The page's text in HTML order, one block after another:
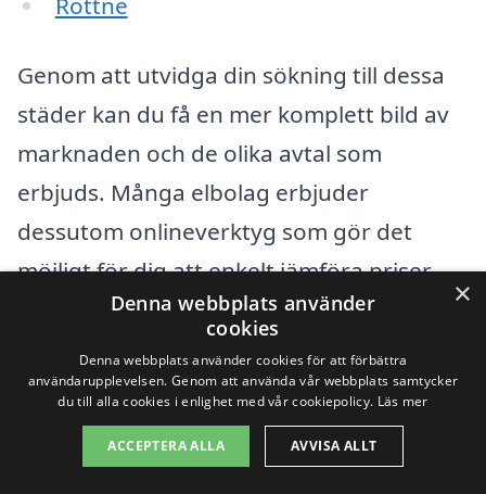
Genom att utvidga din sökning till dessa
städer kan du få en mer komplett bild av
marknaden och de olika avtal som
erbjuds. Många elbolag erbjuder
dessutom onlineverktyg som gör det
möjligt för dig att enkelt jämföra priser
och tjänster.
Att ta emot flera erbjudanden gör det
enklare att göra ett informerat val. Du
kan också överväga faktorer som
×
Denna webbplats använder
cookies
Denna webbplats använder cookies för att förbättra
användarupplevelsen. Genom att använda vår webbplats samtycker
du till alla cookies i enlighet med vår cookiepolicy. Läs mer
ACCEPTERA ALLA AVVISA ALLT